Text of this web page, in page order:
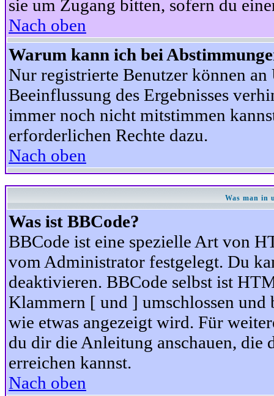
sie um Zugang bitten, sofern du
Nach oben
Warum kann ich bei
Nur registrierte Benutzer können
Beeinflussung des Ergebnisses
immer noch nicht mitstimmen
erforderlichen Rechte dazu.
Nach oben
Was man in
Was ist BBCode?
BBCode ist eine spezielle Art von
vom Administrator festgelegt. Du
deaktivieren. BBCode selbst ist
Klammern [ und ] umschlossen
wie etwas angezeigt wird. Für
du dir die Anleitung anschauen, die
erreichen kannst.
Nach oben